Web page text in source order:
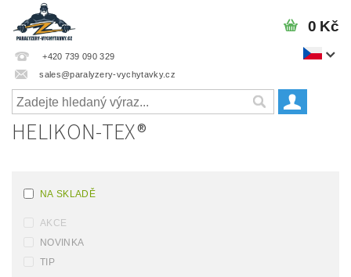
+420 739 090 329
sales@paralyzery-vychytavky.cz
0 Kč
HELIKON-TEX®
NA SKLADĚ
AKCE
NOVINKA
TIP